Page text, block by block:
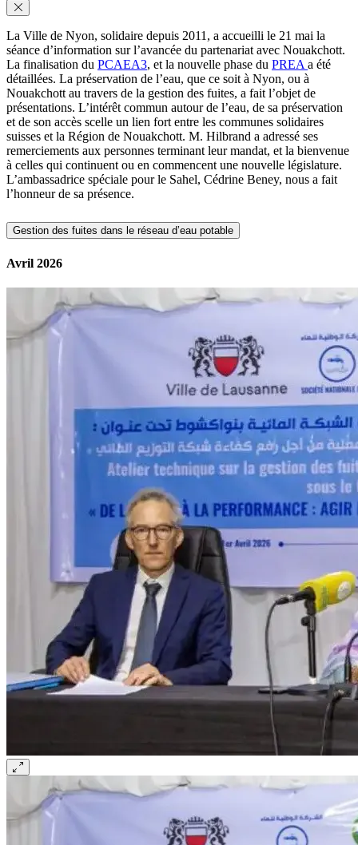
La Ville de Nyon, solidaire depuis 2011, a accueilli le 21 mai la
séance d’information sur l’avancée du partenariat avec Nouakchott.
La finalisation du PCAEA3, et la nouvelle phase du PREAa été
détaillées. La préservation de l’eau, que ce soit à Nyon, ou à
Nouakchott au travers de la gestion des fuites, a fait l’objet de
présentations. L’intérêt commun autour de l’eau, de sa préservation
et de son accès scelle un lien fort entre les communes solidaires
suisses et la Région de Nouakchott. M. Hilbrand a adressé ses
remerciements aux personnes terminant leur mandat, et la bienvenue
à celles qui continuent ou en commencent une nouvelle législature.
L’ambassadrice spéciale pour le Sahel, Cédrine Beney, nous a fait
l’honneur de sa présence.
Gestion des fuites dans le réseau d’eau potable
Avril 2026